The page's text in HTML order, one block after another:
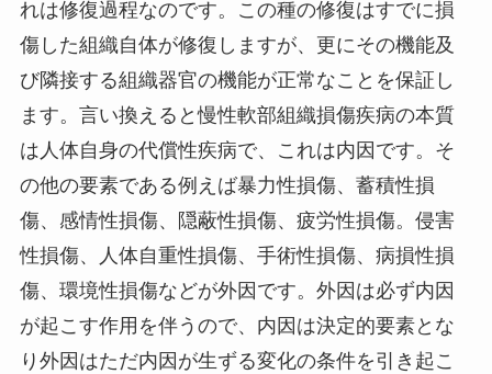
れは修復過程なのです。この種の修復はすでに損
傷した組織自体が修復しますが、更にその機能及
び隣接する組織器官の機能が正常なことを保証し
ます。言い換えると慢性軟部組織損傷疾病の本質
は人体自身の代償性疾病で、これは内因です。そ
の他の要素である例えば暴力性損傷、蓄積性損
傷、感情性損傷、隠蔽性損傷、疲労性損傷。侵害
性損傷、人体自重性損傷、手術性損傷、病損性損
傷、環境性損傷などが外因です。外因は必ず内因
が起こす作用を伴うので、内因は決定的要素とな
り外因はただ内因が生ずる変化の条件を引き起こ